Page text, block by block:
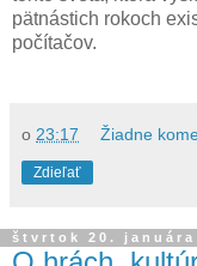
pätnástich rokoch
počítačov.
o 23:17 Žiadne
Zdieľať
štvrtok 20. januára